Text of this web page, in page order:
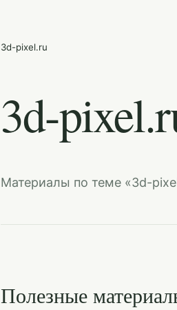
3d-pixel.ru
3d-
Материалы по теме «3d-
Полезные